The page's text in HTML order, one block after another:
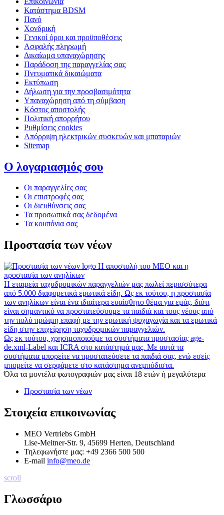
Κατάστημα BDSM
Πανό
Χονδρική
Γενικοί όροι και προϋποθέσεις
Ασφαλής πληρωμή
Δικαίωμα υπαναχώρησης
Παράδοση της παραγγελίας σας
Πνευματικά δικαιώματα
Εκτύπωση
Δήλωση για την προσβασιμότητα
Υπαναχώρηση από τη σύμβαση
Κόστος αποστολής
Πολιτική απορρήτου
Ρυθμίσεις cookies
Απόρριψη ηλεκτρικών συσκευών και μπαταριών
Sitemap
Ο λογαριασμός σου
Οι παραγγελίες σας
Οι επιστροφές σας
Οι διευθύνσεις σας
Τα προσωπικά σας δεδομένα
Τα κουπόνια σας
Προστασία των νέων
Η αποστολή του MEO και η
προστασία των ανηλίκων
Η εταιρεία ταχυδρομικών παραγγελιών μας πωλεί περισσότερα
από 5.000 διαφορετικά ερωτικά είδη. Ως εκ τούτου, η προστασία
των ανηλίκων είναι ένα ιδιαίτερα ευαίσθητο θέμα για εμάς, διότι
είναι σημαντικό να προστατεύσουμε τα παιδιά και τους νέους από
την πολύ πρώιμη επαφή με την ερωτική ψυχαγωγία και τα ερωτικά
είδη στην επιχείρηση ταχυδρομικών παραγγελιών.
Ως εκ τούτου, χρησιμοποιούμε τα συστήματα προστασίας age-
de.xml-Label και ICRA στο κατάστημά μας. Με αυτά τα
συστήματα μπορείτε να προστατεύσετε τα παιδιά σας, ενώ εσείς
μπορείτε να σερφάρετε στο κατάστημα ανεμπόδιστα.
Όλα τα μοντέλα φωτογραφιών μας είναι 18 ετών ή μεγαλύτερα
Προστασία των νέων
Στοιχεία επικοινωνίας
MEO Vertriebs GmbH
Lise-Meitner-Str. 9, 45699 Herten, Deutschland
Τηλεφωνήστε μας: +49 2366 500 500
E-mail info@meo.de
scroll
Γλωσσάριο